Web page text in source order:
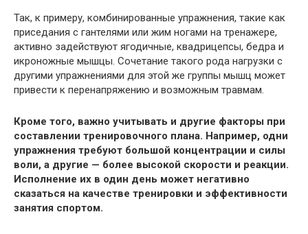
Так, к примеру, комбинированные упражнения, такие как
приседания с гантелями или жим ногами на тренажере,
активно задействуют ягодичные, квадрицепсы, бедра и
икроножные мышцы. Сочетание такого рода нагрузки с
другими упражнениями для этой же группы мышц может
привести к перенапряжению и возможным травмам.
Кроме того, важно учитывать и другие факторы при
составлении тренировочного плана. Например, одни
упражнения требуют большой концентрации и силы
воли, а другие — более высокой скорости и реакции.
Исполнение их в один день может негативно
сказаться на качестве тренировки и эффективности
занятия спортом.